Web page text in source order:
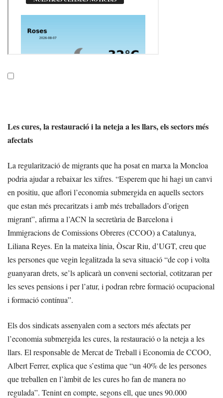
Les cures, la restauració i la neteja a les llars, els sectors més
afectats
La regularització de migrants que ha posat en marxa la Moncloa
podria ajudar a rebaixar les xifres. “Esperem que hi hagi un canvi
en positiu, que aflori l’economia submergida en aquells sectors
que estan més precaritzats i amb més treballadors d’origen
migrant”, afirma a l’ACN la secretària de Barcelona i
Immigracions de Comissions Obreres (CCOO) a Catalunya,
Liliana Reyes. En la mateixa línia, Òscar Riu, d’UGT, creu que
les persones que vegin legalitzada la seva situació “de cop i volta
guanyaran drets, se’ls aplicarà un conveni sectorial, cotitzaran per
les seves pensions i per l’atur, i podran rebre formació ocupacional
i formació contínua”.
Els dos sindicats assenyalen com a sectors més afectats per
l’economia submergida les cures, la restauració o la neteja a les
llars. El responsable de Mercat de Treball i Economia de CCOO,
Albert Ferrer, explica que s’estima que “un 40% de les persones
que treballen en l’àmbit de les cures ho fan de manera no
regulada”. Tenint en compte, segons ell, que unes 90.000